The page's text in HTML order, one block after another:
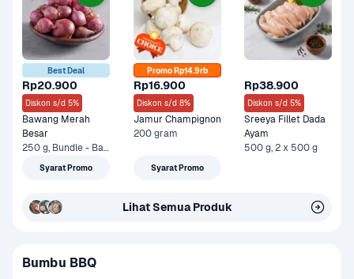
Best Deal
Rp20.900
Diskon s/d 5%
Bawang Merah
Besar
250 g, Bundle - Bawang Merah 250 gram & Sayurbox Telur Ayam Negeri 10 pcs +1 Lainnya
Syarat Promo
Promo Rp14.9rb
Rp16.900
Diskon s/d 8%
Jamur Champignon
200 gram
Syarat Promo
Rp38.900
Diskon s/d 5%
Sreeya Fillet Dada
Ayam
500 g, 2 x 500 g
Lihat Semua Produk
Bumbu BBQ